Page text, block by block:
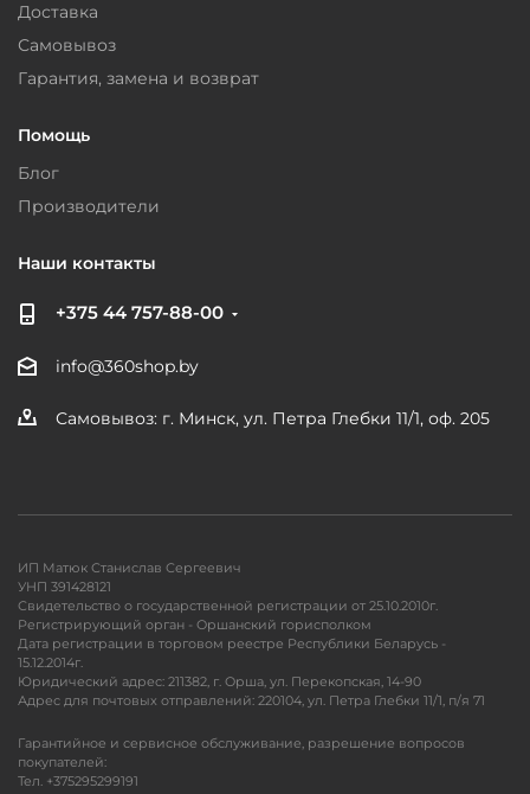
Доставка
Самовывоз
Гарантия, замена и возврат
Помощь
Блог
Производители
Наши контакты
+375 44 757-88-00
info@360shop.by
Самовывоз: г. Минск, ул. Петра Глебки 11/1, оф. 205
ИП Матюк Станислав Сергеевич
УНП 391428121
Свидетельство о государственной регистрации от 25.10.2010г.
Регистрирующий орган - Оршанский горисполком
Дата регистрации в торговом реестре Республики Беларусь -
15.12.2014г.
Юридический адрес: 211382, г. Орша, ул. Перекопская, 14-90
Адрес для почтовых отправлений: 220104, ул. Петра Глебки 11/1, п/я 71
Гарантийное и сервисное обслуживание, разрешение вопросов
покупателей:
Тел. +375295299191